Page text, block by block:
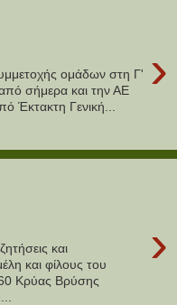
›
ομάδων στη Γ'
σήμερα και την ΑΕ
Έκτακτη Γενική...
›
και
και φίλους του
Κρύας Βρύσης